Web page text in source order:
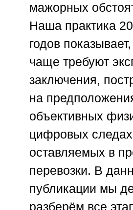
мажорных
Наша практика
годов
чаще требуют
заключения,
на
объективных
цифровых
оставляемых в
перевозки. В
публикации мы
разберём все